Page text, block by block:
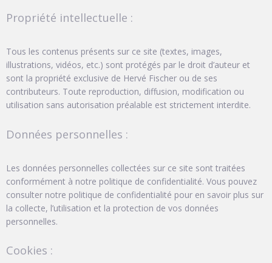
Propriété intellectuelle :
Tous les contenus présents sur ce site (textes, images,
illustrations, vidéos, etc.) sont protégés par le droit d’auteur et
sont la propriété exclusive de Hervé Fischer ou de ses
contributeurs. Toute reproduction, diffusion, modification ou
utilisation sans autorisation préalable est strictement interdite.
Données personnelles :
Les données personnelles collectées sur ce site sont traitées
conformément à notre politique de confidentialité. Vous pouvez
consulter notre politique de confidentialité pour en savoir plus sur
la collecte, l’utilisation et la protection de vos données
personnelles.
Cookies :